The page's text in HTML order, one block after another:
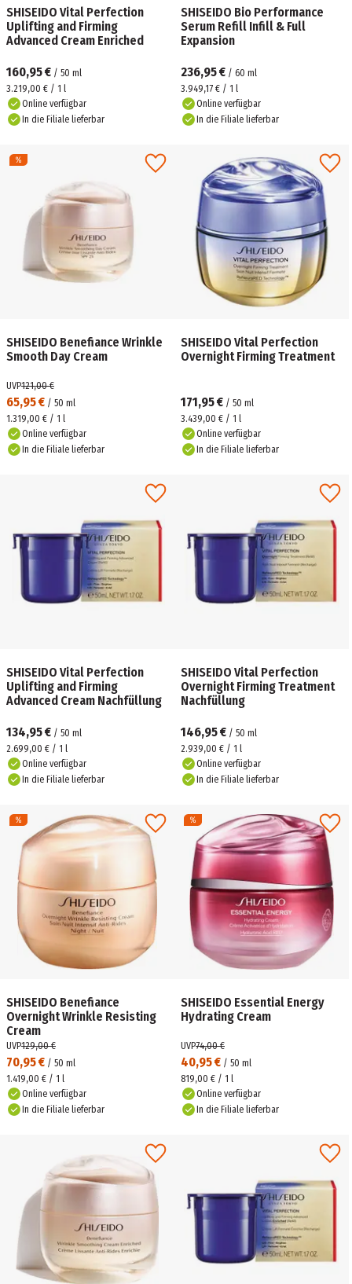
SHISEIDO Vital Perfection
Uplifting and Firming
Advanced Cream Enriched
160,95 € / 50 ml
3.219,00 € / 1 l
Online verfügbar
In die Filiale lieferbar
SHISEIDO Bio Performance
Serum Refill Infill & Full
Expansion
236,95 € / 60 ml
3.949,17 € / 1 l
Online verfügbar
In die Filiale lieferbar
SHISEIDO Benefiance Wrinkle
Smooth Day Cream
65,95 € / 50 ml
UVP121,00 €
1.319,00 € / 1 l
Online verfügbar
In die Filiale lieferbar
SHISEIDO Vital Perfection
Overnight Firming Treatment
171,95 € / 50 ml
3.439,00 € / 1 l
Online verfügbar
In die Filiale lieferbar
SHISEIDO Vital Perfection
Uplifting and Firming
Advanced Cream Nachfüllung
134,95 € / 50 ml
2.699,00 € / 1 l
Online verfügbar
In die Filiale lieferbar
SHISEIDO Vital Perfection
Overnight Firming Treatment
Nachfüllung
146,95 € / 50 ml
2.939,00 € / 1 l
Online verfügbar
In die Filiale lieferbar
SHISEIDO Benefiance
Overnight Wrinkle Resisting
Cream
70,95 € / 50 ml
UVP129,00 €
1.419,00 € / 1 l
Online verfügbar
In die Filiale lieferbar
SHISEIDO Essential Energy
Hydrating Cream
40,95 € / 50 ml
UVP74,00 €
819,00 € / 1 l
Online verfügbar
In die Filiale lieferbar